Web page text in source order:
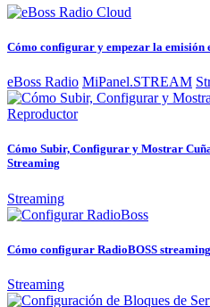
Cómo configurar y empezar la emisión
eBoss Radio MiPanel.STREAM
Cómo Subir, Configurar y Mostrar
Streaming
Streaming
Cómo configurar RadioBOSS
Streaming